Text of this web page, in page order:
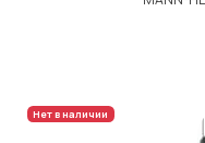
Нет в наличии